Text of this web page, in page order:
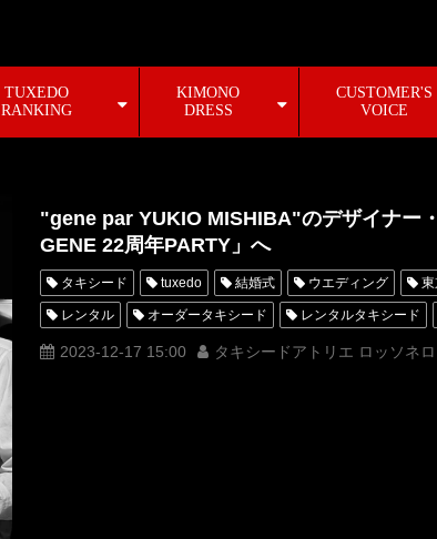
TUXEDO
RANKING
KIMONO
DRESS
CUSTOMER'S
VOICE
"gene par YUKIO MISHIBA"のデザイナー
GENE 22周年PARTY」へ
タキシード tuxedo 結婚式 ウエディング
レンタル オーダータキシード レンタルタキシード
MUNETAKAYOKOYAMA 購入 名古屋 オーダー
2023-12-17 15:00 タキシードアトリエ ロッソネ